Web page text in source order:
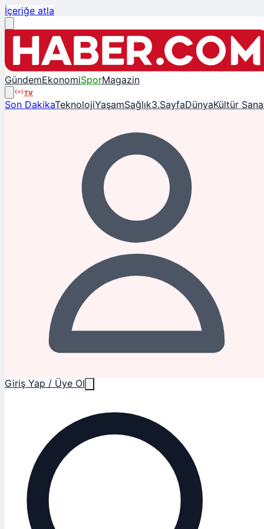
İçeriğe atla
GündemEkonomiSporMagazin
TV
Son DakikaTeknolojiYaşamSağlık3.SayfaDünyaKültür
Giriş Yap / Üye Ol